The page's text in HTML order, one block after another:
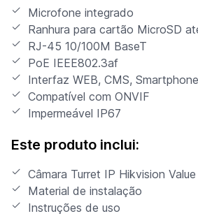
Microfone integrado
Ranhura para cartão MicroSD
RJ-45 10/100M BaseT
PoE IEEE802.3af
Interfaz WEB, CMS,
Compatível com ONVIF
Impermeável IP67
Este produto inclui:
Câmara Turret IP Hikvision Value
Material de instalação
Instruções de uso